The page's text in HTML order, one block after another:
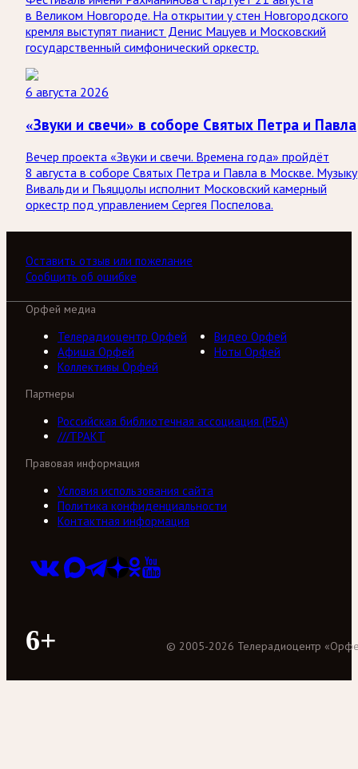
в Великом Новгороде. На открытии у стен Новгородского
кремля выступят пианист Денис Мацуев и Московский
государственный симфонический оркестр.
6 августа 2026
«Звуки и свечи» в соборе Святых Петра и Павла
Вечер проекта «Звуки и свечи. Времена года» пройдёт
8 августа в соборе Святых Петра и Павла в Москве. Музыку
Вивальди и Пьяццолы исполнит Московский камерный
оркестр под управлением Сергея Поспелова.
Оставить отзыв или пожелание
Сообщить об ошибке
Орфей медиа
Телерадиоцентр Орфей
Видео Орфей
Афиша Орфей
Ноты Орфей
Коллективы Орфей
Партнеры
Российская библиотечная ассоциация (РБА)
///ТРАКТ
Правовая информация
Условия использования сайта
Политика конфиденциальности
Контактная информация
6+ © 2005-2026 Телерадиоцентр